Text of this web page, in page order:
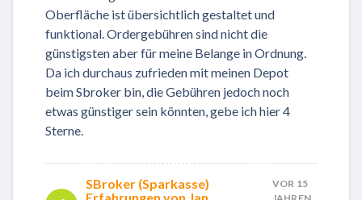
Oberfläche ist übersichtlich gestaltet und
funktional. Ordergebühren sind nicht die
günstigsten aber für meine Belange in Ordnung.
Da ich durchaus zufrieden mit meinen Depot
beim Sbroker bin, die Gebühren jedoch noch
etwas günstiger sein könnten, gebe ich hier 4
Sterne.
SBroker (Sparkasse)
VOR 15